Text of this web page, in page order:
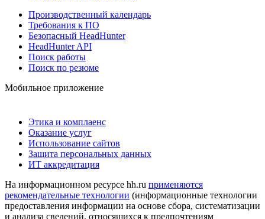
Производственный календарь
Требования к ПО
Безопасный HeadHunter
HeadHunter API
Поиск работы
Поиск по резюме
Мобильное приложение
Этика и комплаенс
Оказание услуг
Использование сайтов
Защита персональных данных
ИТ аккредитация
На информационном ресурсе hh.ru применяются
рекомендательные технологии (информационные технологии
предоставления информации на основе сбора, систематизации
и анализа сведений, относящихся к предпочтениям